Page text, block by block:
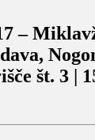
–
št. 3 |